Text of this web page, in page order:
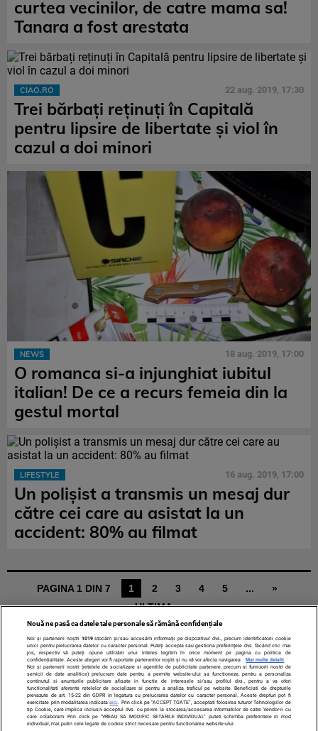
curtea vecinilor, de catre mama sa!
Tanara a fost arestata
CIAO.RO 22 aug. 2019, 17:30
Trei bărbați reținuți în Capitală
pentru lipsire de libertate și viol în
cazul a doi minori
NEWS 18 aug. 2019, 17:00
O romanca si-a injunghiat iubitul
italian! De ce a recurs femeia din la
gestul mortal
LIFESTYLE 16 aug. 2019, 17:00
Un polișist a transmis un mesaj dur
către cei care au asistat la un
accident: 80% au filmat
PAGINA 1 DIN 7 1 2 3 4 5 ...
»
ULTIMA »
TERMENI ȘI CONDIȚII DESPRE NOI
CONTACT
SETĂRI COOKIES
Nouă ne pasă ca datele tale personale să rămână confidențiale
Noi și partenerii noștri 1019stocăm și/sau accesăm informații pe dispozitivul dvs., precum identificatorii cookie
unici pentru prelucrarea datelor cu caracter personal. Puteți accepta sau gestiona preferințele dvs. făcând clic mai
jos, respectiv vă puteți opune utilizării unui interes legitim în orice moment pe pagina cu politica de
confidențialitate. Aceste alegeri vor fi raportate partenerilor noștri și nu vă vor afecta navigarea.
Mai multe detalii
Noi si partenerii nostri (retelele de socializare si agentiile de publicitate partenere, precum si furnizorii nostri de
servicii de date analitice) prelucram date pentru a permite website-ului sa functioneze, pentru a personaliza
continutul si anunturile publicitare afisate in functie de interesele si/sau profilul dvs., pentru a va oferi
functionalitati aferente retelelor de socializare si pentru a analiza traficul pe website. Beneficiati de drepturile
prevazute de art. 15-22 din GDPR in legatura cu prelucrarea datelor cu caracter personal. Aceste drepturi pot fi
exercitate prin modalitatea indicataaici . Prin click pe “ACCEPT TOATE”, acceptati folosirea tuturor Tehnologiilor de
tip Cookie, care implica inclusiv acceptul dvs. cu privire la stocarea/accesarea informatiilor de catre Vendor-ii cu
care colaboram. Prin click pe “VREAU SA MODIFIC SETARILE INDIVIDUAL” puteti schimba preferintele in mod
individual, mai putin cele legate de cookie strict necesare pentru functionarea website-ului.